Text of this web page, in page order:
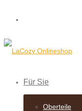
Für Sie
Oberteile